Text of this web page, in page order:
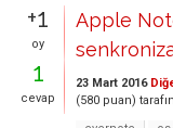
+1
oy
1
cevap
Apple
23 Mart 2016
(580 puan)